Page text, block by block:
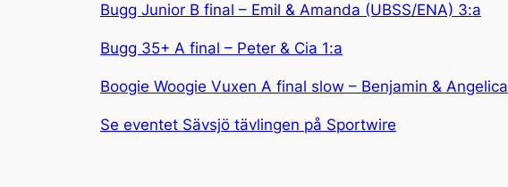
Bugg Junior B final – Emil & Amanda (UBSS/ENA) 3:a
Bugg 35+ A final – Peter & Cia 1:a
Boogie Woogie Vuxen A final slow – Benjamin & Angelica
Se eventet Sävsjö tävlingen på Sportwire